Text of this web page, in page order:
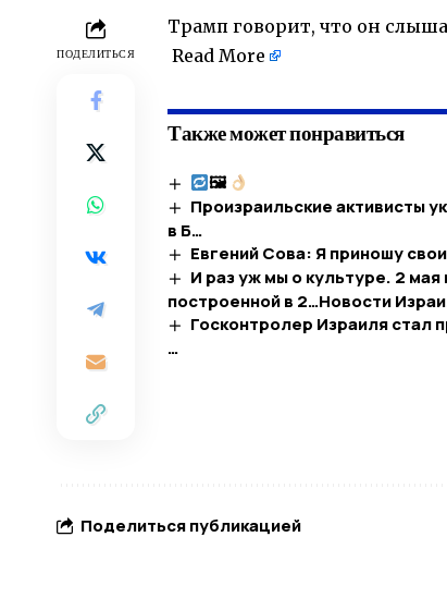
ПОДЕЛИТЬСЯ
Трамп говорит, что он
Read More
Также может понравиться
🖼
Произраильские активисты
в Б…
Евгений Сова: Я приношу
И раз уж мы о культуре. 2
построенной в 2…​Новости
Госконтролер Израиля стал
…
Поделиться публикацией